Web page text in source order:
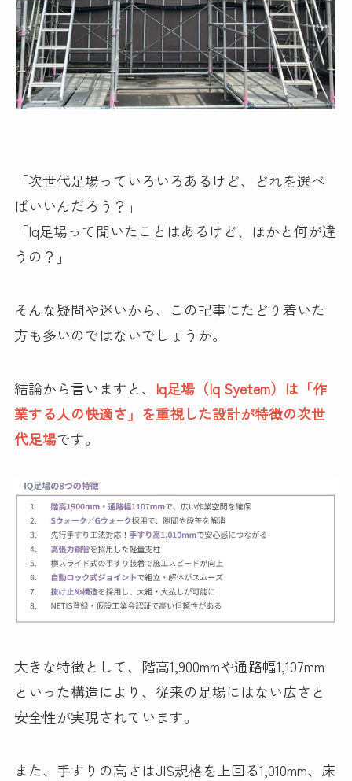
「次世代足場っていろいろあるけど、どれを選べ
ばいいんだろう？」
「Iq足場って聞いたことはあるけど、ほかと何が違
うの？」
そんな疑問や迷いから、この記事にたどり着いた
方も多いのではないでしょうか。
結論から言いますと、 Iq足場（Iq Syetem）は「作
業する人の快適さ」を重視した設計が特徴の次世
代足場です。
大きな特徴として、階高1,900mmや通路幅1,107mm
といった構造により、従来の足場にはない広さと
安全性が実現されています。
また、手すりの高さはJIS規格を上回る1,010mm、床